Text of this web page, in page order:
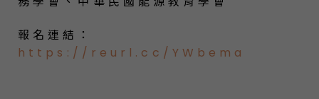
報名連結：
https://reurl.cc/YWbema